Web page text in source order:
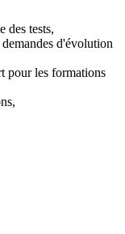
des tests,
d'évolution
pour les formations